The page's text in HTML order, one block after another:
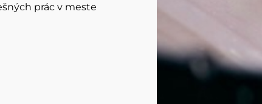
prác v meste